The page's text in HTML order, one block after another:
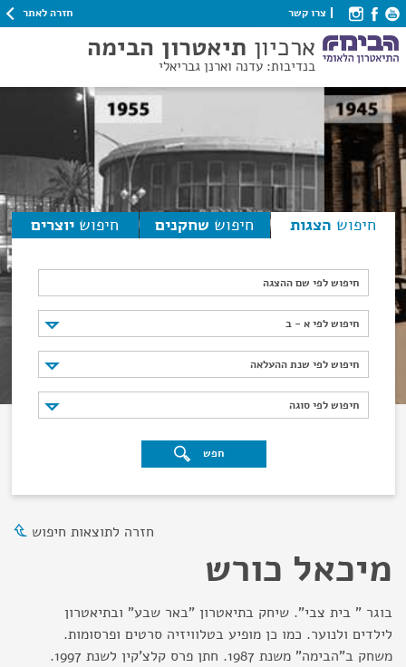
צרו קשר חזרה לאתר
ארכיון תיאטרון הבימה
בנדיבות: עדנה וארנן גבריאלי
חיפוש הצגות חיפוש שחקנים חיפוש יוצרים
חיפוש לפי שם ההצגה
חיפוש לפי א - ב
חיפוש לפי א - ב
חיפוש לפי שנת ההעלאה
חיפוש לפי שנת ההעלאה
חיפוש לפי סוגה
חיפוש לפי סוגה
חפש
חזרה לתוצאות חיפוש
מיכאל כורש
בוגר " בית צבי". שיחק בתיאטרון "באר שבע" ובתיאטרון
לילדים ולנוער. כמו כן מופיע בטלוויזיה סרטים ופרסומות.
משחק ב"הבימה" משנת 1987. חתן פרס קלצ'קין לשנת 1997.